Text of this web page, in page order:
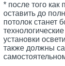
* после того как
оставить до
потолок станет
установки
также должны